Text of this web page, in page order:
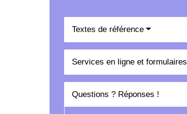
Textes de référence
Services en ligne et formulaires
Questions ? Réponses !